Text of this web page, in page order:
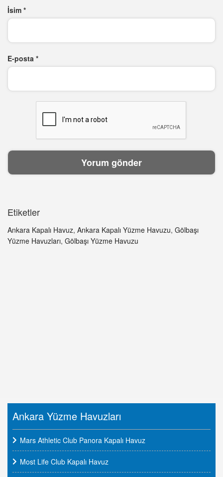
İsim *
E-posta *
Etiketler
Ankara Kapalı Havuz, Ankara Kapalı Yüzme Havuzu, Gölbaşı
Yüzme Havuzları, Gölbaşı Yüzme Havuzu
Ankara Yüzme Havuzları
Mars Athletic Club Panora Kapalı Havuz
Most Life Club Kapalı Havuz